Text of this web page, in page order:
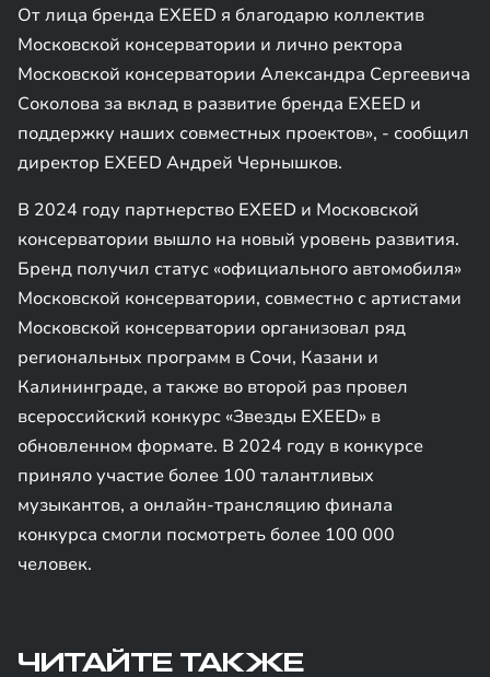
От лица бренда EXEED я благодарю коллектив
Московской консерватории и лично ректора
Московской консерватории Александра Сергеевича
Соколова за вклад в развитие бренда EXEED и
поддержку наших совместных проектов», - сообщил
директор EXEED Андрей Чернышков.
В 2024 году партнерство EXEED и Московской
консерватории вышло на новый уровень развития.
Бренд получил статус «официального автомобиля»
Московской консерватории, совместно с артистами
Московской консерватории организовал ряд
региональных программ в Сочи, Казани и
Калининграде, а также во второй раз провел
всероссийский конкурс «Звезды EXEED» в
обновленном формате. В 2024 году в конкурсе
приняло участие более 100 талантливых
музыкантов, а онлайн-трансляцию финала
конкурса смогли посмотреть более 100 000
человек.
ЧИТАЙТЕ ТАКЖЕ